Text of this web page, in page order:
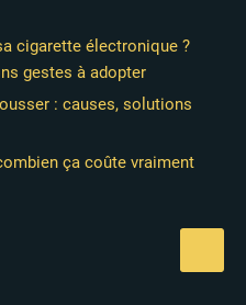
cigarette électronique ?
gestes à adopter
: causes, solutions
ça coûte vraiment